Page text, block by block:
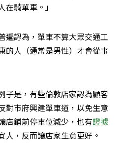
騎單車。」
遍認為，單車不算大眾交通工
的人（通常是男性）才會從事
子是，有些倫敦店家認為顧客
對市府興建單車道，以免生意
店鋪前停車位減少，也有證據
人，反而讓店家生意更好。